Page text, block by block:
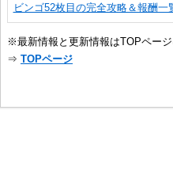
ビンゴ52枚目の完全攻略＆報酬一
※最新情報と更新情報はTOPページ
⇒ TOPページ